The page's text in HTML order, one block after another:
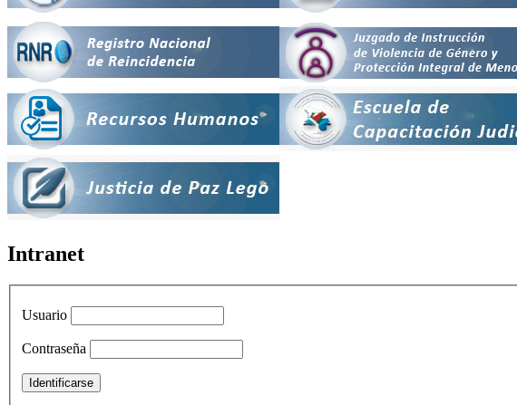
Intranet
Usuario
Contraseña